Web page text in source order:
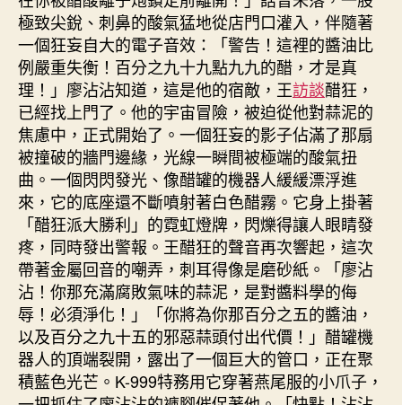
極致尖銳、刺鼻的酸氣猛地從店門口灌入，伴隨著
一個狂妄自大的電子音效：「警告！這裡的醬油比
例嚴重失衡！百分之九十九點九九的醋，才是真
理！」廖沾沾知道，這是他的宿敵，王訪談醋狂，
已經找上門了。他的宇宙冒險，被迫從他對蒜泥的
焦慮中，正式開始了。一個狂妄的影子佔滿了那扇
被撞破的牆門邊緣，光線一瞬間被極端的酸氣扭
曲。一個閃閃發光、像醋罐的機器人緩緩漂浮進
來，它的底座還不斷噴射著白色醋霧。它身上掛著
「醋狂派大勝利」的霓虹燈牌，閃爍得讓人眼睛發
疼，同時發出警報。王醋狂的聲音再次響起，這次
帶著金屬回音的嘲弄，刺耳得像是磨砂紙。「廖沾
沾！你那充滿腐敗氣味的蒜泥，是對醬料學的侮
辱！必須淨化！」「你將為你那百分之五的醬油，
以及百分之九十五的邪惡蒜頭付出代價！」醋罐機
器人的頂端裂開，露出了一個巨大的管口，正在聚
積藍色光芒。K-999特務用它穿著燕尾服的小爪子，